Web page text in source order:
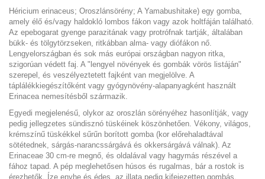
Héricium erinaceus; Oroszlánsörény; A Yamabushitake) egy gomba,
amely élő és/vagy haldokló lombos fákon vagy azok holtfáján található.
Az epebogarat gyenge parazitának vagy protrófnak tartják, általában
bükk- és tölgytörzseken, ritkábban alma- vagy diófákon nő.
Lengyelországban és sok más európai országban nagyon ritka,
szigorúan védett faj. A "lengyel növények és gombák vörös listáján"
szerepel, és veszélyeztetett fajként van megjelölve. A
táplálékkiegészítőként vagy gyógynövény-alapanyagként használt
Erinacea nemesítésből származik.
Egyedi megjelenésű, olykor az oroszlán sörényéhez hasonlítják, vagy
pedig jellegzetes sündisznó tüskéinek köszönhetően. Vékony, világos,
krémszínű tüskékkel sűrűn borított gomba (kor előrehaladtával
sötétednek, sárgás-narancssárgává és okkersárgává válnak). Az
Erinaceae 30 cm-re megnő, és oldalával vagy hagymás részével a
fához tapad. A pép meglehetősen húsos és rugalmas, bár a rostok is
érezhetők. Íze enyhe és édes, az illata pedig kifejezetten gombás.